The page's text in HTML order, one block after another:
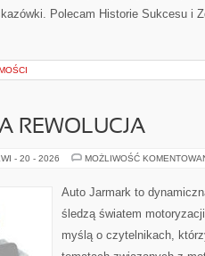
Polecam Historie Sukcesu i
REWOLUCJA
- 20 - 2026 MOŻLIWOŚĆ
Auto Jarmark to
śledzą światem
myślą o czytelnikach,